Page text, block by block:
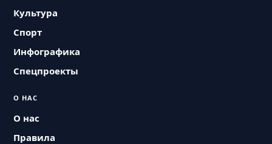
Культура
Спорт
Инфографика
Спецпроекты
О НАС
О нас
Правила